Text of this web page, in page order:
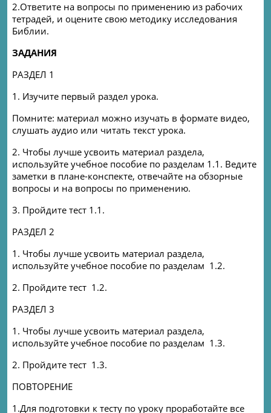
2.Ответите на вопросы по применению из рабочих
тетрадей, и оцените свою методику исследования
Библии.
ЗАДАНИЯ
РАЗДЕЛ 1
1. Изучите первый раздел урока.
Помните: материал можно изучать в формате видео,
слушать аудио или читать текст урока.
2. Чтобы лучше усвоить материал раздела,
используйте учебное пособие по разделам 1.1. Ведите
заметки в плане-конспекте, отвечайте на обзорные
вопросы и на вопросы по применению.
3. Пройдите тест 1.1.
РАЗДЕЛ 2
1. Чтобы лучше усвоить материал раздела,
используйте учебное пособие по разделам 1.2.
2. Пройдите тест 1.2.
РАЗДЕЛ 3
1. Чтобы лучше усвоить материал раздела,
используйте учебное пособие по разделам 1.3.
2. Пройдите тест 1.3.
ПОВТОРЕНИЕ
1.Для подготовки к тесту по уроку проработайте все